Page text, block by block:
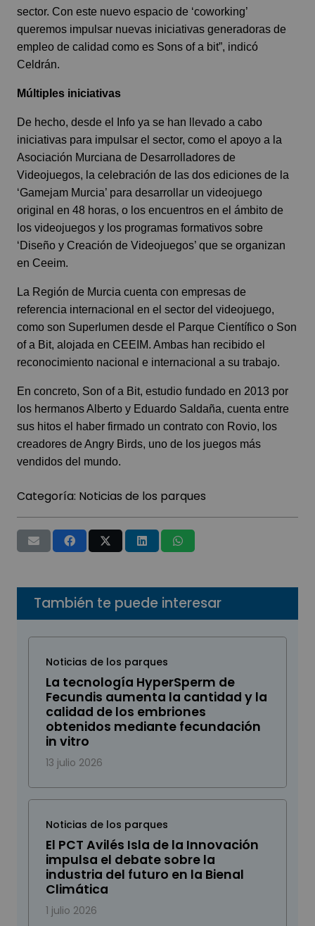
sector. Con este nuevo espacio de ‘coworking’
queremos impulsar nuevas iniciativas generadoras de
empleo de calidad como es Sons of a bit”, indicó
Celdrán.
Múltiples iniciativas
De hecho, desde el Info ya se han llevado a cabo
iniciativas para impulsar el sector, como el apoyo a la
Asociación Murciana de Desarrolladores de
Videojuegos, la celebración de las dos ediciones de la
‘Gamejam Murcia’ para desarrollar un videojuego
original en 48 horas, o los encuentros en el ámbito de
los videojuegos y los programas formativos sobre
‘Diseño y Creación de Videojuegos’ que se organizan
en Ceeim.
La Región de Murcia cuenta con empresas de
referencia internacional en el sector del videojuego,
como son Superlumen desde el Parque Científico o Son
of a Bit, alojada en CEEIM. Ambas han recibido el
reconocimiento nacional e internacional a su trabajo.
En concreto, Son of a Bit, estudio fundado en 2013 por
los hermanos Alberto y Eduardo Saldaña, cuenta entre
sus hitos el haber firmado un contrato con Rovio, los
creadores de Angry Birds, uno de los juegos más
vendidos del mundo.
Categoría: Noticias de los parques
También te puede interesar
Noticias de los parques
La tecnología HyperSperm de
Fecundis aumenta la cantidad y la
calidad de los embriones
obtenidos mediante fecundación
in vitro
13 julio 2026
Noticias de los parques
El PCT Avilés Isla de la Innovación
impulsa el debate sobre la
industria del futuro en la Bienal
Climática
1 julio 2026